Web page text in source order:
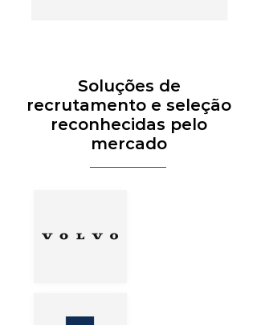
Soluções de
recrutamento e seleção
reconhecidas pelo
mercado